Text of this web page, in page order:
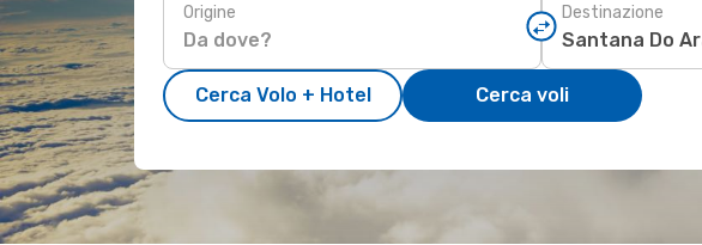
Origine Destinazione
Cerca Volo + Hotel Cerca voli